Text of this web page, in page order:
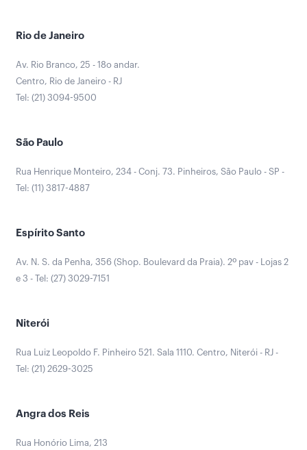
Rio de Janeiro
Av. Rio Branco, 25 - 18o andar.
Centro, Rio de Janeiro - RJ
Tel: (21) 3094-9500
São Paulo
Rua Henrique Monteiro, 234 - Conj. 73. Pinheiros, São Paulo - SP -
Tel: (11) 3817-4887
Espírito Santo
Av. N. S. da Penha, 356 (Shop. Boulevard da Praia). 2º pav - Lojas 2
e 3 - Tel: (27) 3029-7151
Niterói
Rua Luiz Leopoldo F. Pinheiro 521. Sala 1110. Centro, Niterói - RJ -
Tel: (21) 2629-3025
Angra dos Reis
Rua Honório Lima, 213